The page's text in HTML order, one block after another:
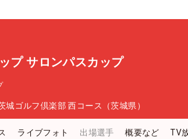
プ サロンパスカップ
城ゴルフ倶楽部 西コース（茨城県）
ライブフォト 出場選手 概要など TV